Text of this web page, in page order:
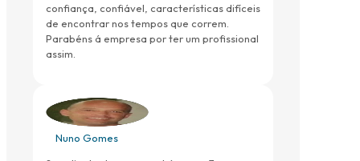
confiança, confiável, características difíceis
de encontrar nos tempos que correm.
Parabéns á empresa por ter um profissional
assim.
Nuno Gomes